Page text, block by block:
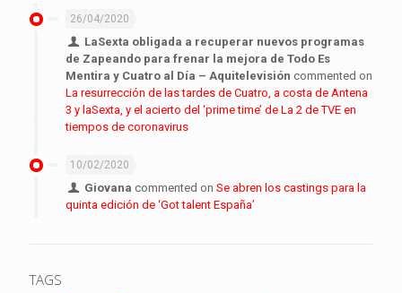
26/04/2020
LaSexta obligada a recuperar nuevos programas
de Zapeando para frenar la mejora de Todo Es
Mentira y Cuatro al Día – Aquitelevisión commented on
La resurrección de las tardes de Cuatro, a costa de Antena
3 y laSexta, y el acierto del ‘prime time’ de La 2 de TVE en
tiempos de coronavirus
10/02/2020
Giovana commented onSe abren los castings para la
quinta edición de ‘Got talent España’
TAGS